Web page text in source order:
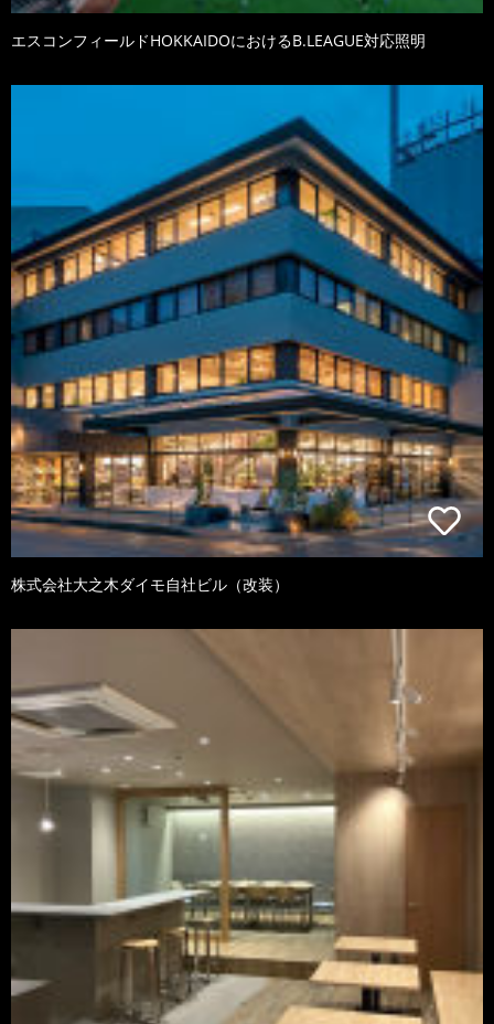
エスコンフィールドHOKKAIDOにおけるB.LEAGUE対応照明
株式会社大之木ダイモ自社ビル（改装）